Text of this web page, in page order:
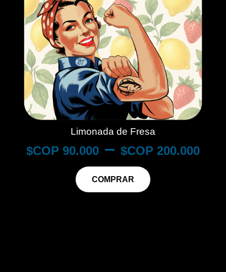
Limonada de Fresa
$ 90.000 – $ 200.000
COMPRAR